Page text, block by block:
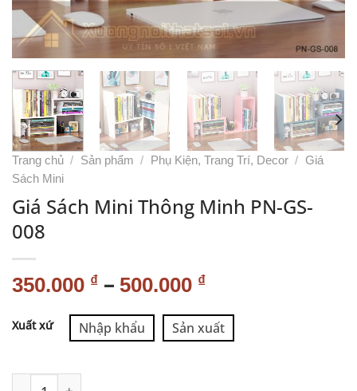
Trang chủ / Sản phẩm / Phụ Kiện, Trang Trí, Decor / Giá
Sách Mini
Giá Sách Mini Thông Minh PN-GS-
008
350.000 ₫ – 500.000 ₫
Xuất xứ Nhập khẩu Sản xuất
Alternative: